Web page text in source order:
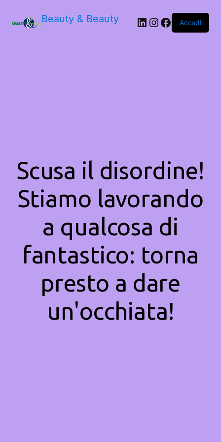
Beauty & Beauty LinkedIn
Instagram
Facebook
Accedi
Scusa il disordine!
Stiamo lavorando
a qualcosa di
fantastico: torna
presto a dare
un'occhiata!